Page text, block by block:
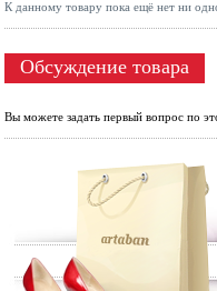
К данному товару пока ещё нет ни
Обсуждение товара
Вы можете задать первый вопрос по